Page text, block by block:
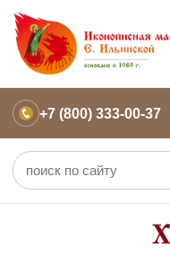
+7 (800) 333-00-37